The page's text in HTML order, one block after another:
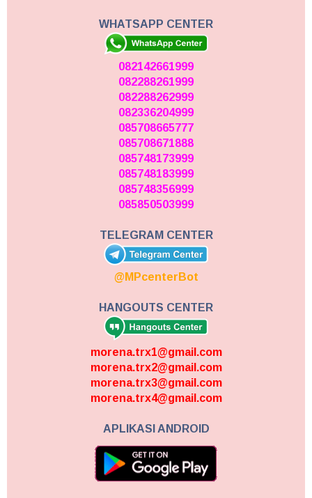
WHATSAPP CENTER
082142661999
082288261999
082288262999
082336204999
085708665777
085708671888
085748173999
085748183999
085748356999
085850503999
TELEGRAM CENTER
@MPcenterBot
HANGOUTS CENTER
morena.trx1@gmail.com
morena.trx2@gmail.com
morena.trx3@gmail.com
morena.trx4@gmail.com
APLIKASI ANDROID